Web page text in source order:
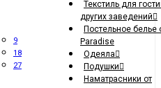
9
18
27
Текстиль для
других заведений
Постельное белье
Paradise
Одеяла
Подушки
Наматрасники от